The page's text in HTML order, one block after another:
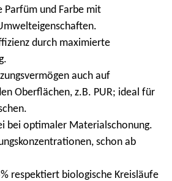
Parfüm und Farbe mit
durch maximierte
auch auf
Oberflächen, z.B. PUR; ideal für
bei optimaler Materialschonung.
schon ab
respektiert biologische Kreisläufe